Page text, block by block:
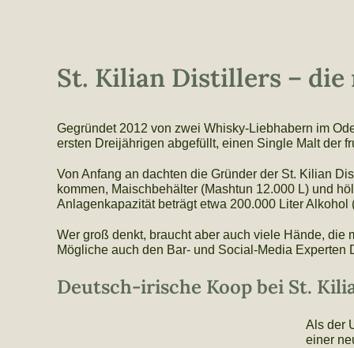
St. Kilian Distillers –
Gegründet 2012 von zwei Whisky-Liebhabern im
ersten Dreijährigen abgefüllt, einen Single Malt der
Von Anfang an dachten die Gründer der St. Kilian
kommen, Maischbehälter (Mashtun 12.000 L) und
Anlagenkapazität beträgt etwa 200.000 Liter Alkohol
Wer groß denkt, braucht aber auch viele Hände, die
Mögliche auch den Bar- und Social-Media Experten
Deutsch-irische Koop bei St.
Als der
einer